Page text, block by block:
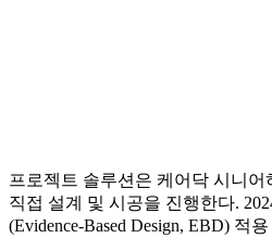
프로젝트 솔루션은 케어닥 시니어
직접 설계 및 시공을 진행한다.
(Evidence-Based Design, EBD) 적